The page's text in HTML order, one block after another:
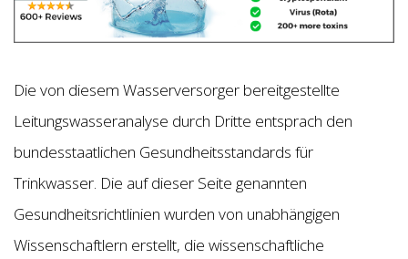
Die von diesem Wasserversorger bereitgestellte
Leitungswasseranalyse durch Dritte entsprach den
bundesstaatlichen Gesundheitsstandards für
Trinkwasser. Die auf dieser Seite genannten
Gesundheitsrichtlinien wurden von unabhängigen
Wissenschaftlern erstellt, die wissenschaftliche